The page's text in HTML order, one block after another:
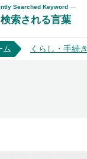
Searched Keyword
索される言葉
ム くらし・手続き